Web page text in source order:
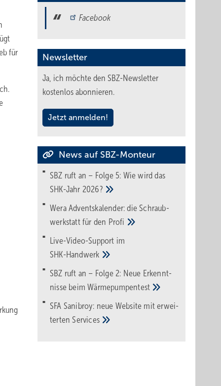
für
Facebook
Newsletter
Ja, ich möchte den SBZ-Newsletter
kostenlos abonnieren.
Jetzt anmelden!
News auf SBZ-Monteur
SBZ ruft an – Folge 5: Wie wird das
SHK-Jahr 2026?
Wera Adventskalender: die Schraub­
werk­statt für den Pro­fi
Live-Video-Support im
SHK-Handwerk
SBZ ruft an – Folge 2: Neue Erkennt­
nisse beimWärme­pumpen­test
SFA Sanibroy: neue Web­site mit erwei­
tertenServices